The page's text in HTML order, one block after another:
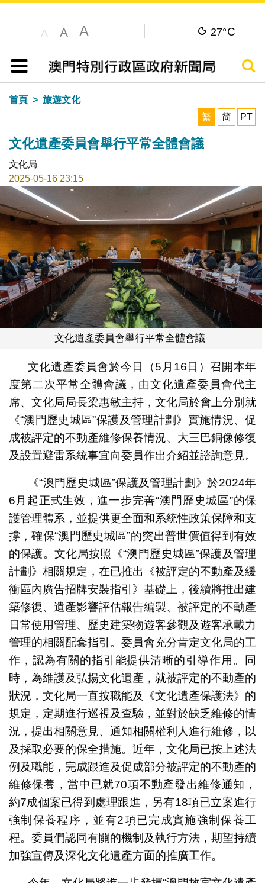
A A A 27°C
目錄
搜尋
首頁
旅遊文化
繁
简 PT
文化遺產委員會舉行平常全體會議
文化局
2025-05-16 23:15
文化遺產委員會舉行平常全體會議
文化遺產委員會於今日（5月16日）召開本年
度第二次平常全體會議，由文化遺產委員會代主
席、文化局局長梁惠敏主持，文化局於會上分別就
《“澳門歷史城區”保護及管理計劃》實施情況、促
成被評定的不動產維修保養情況、大三巴銅像修復
及設置避雷系統事宜向委員作出介紹並諮詢意見。
《“澳門歷史城區”保護及管理計劃》於2024年
6月起正式生效，進一步完善“澳門歷史城區”的保
護管理體系，並提供更全面和系統性政策保障和支
撐，確保“澳門歷史城區”的突出普世價值得到有效
的保護。文化局按照《“澳門歷史城區”保護及管理
計劃》相關規定，在已推出《被評定的不動產及緩
衝區內廣告招牌安裝指引》基礎上，後續將推出建
築修復、遺產影響評估報告編製、被評定的不動產
日常使用管理、歷史建築物遊客參觀及遊客承載力
管理的相關配套指引。委員會充分肯定文化局的工
作，認為有關的指引能提供清晰的引導作用。同
時，為維護及弘揚文化遺產，就被評定的不動產的
狀況，文化局一直按職能及《文化遺產保護法》的
規定，定期進行巡視及查驗，並對於缺乏維修的情
況，提出相關意見、通知相關權利人進行維修，以
及採取必要的保全措施。近年，文化局已按上述法
例及職能，完成跟進及促成部分被評定的不動產的
維修保養，當中已就70項不動產發出維修通知，
約7成個案已得到處理跟進，另有18項已立案進行
強制保養程序，並有2項已完成實施強制保養工
程。委員們認同有關的機制及執行方法，期望持續
加強宣傳及深化文化遺產方面的推廣工作。